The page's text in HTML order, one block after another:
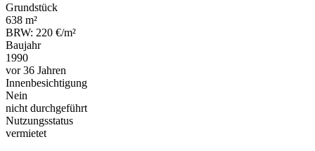
Grundstück
638 m²
BRW: 220 €/m²
Baujahr
1990
vor 36 Jahren
Innenbesichtigung
Nein
nicht durchgeführt
Nutzungsstatus
vermietet